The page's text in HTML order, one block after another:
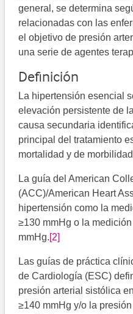
general, se determina
relacionadas con las
el objetivo de presión
una serie de agentes
Definición
La hipertensión esencial
elevación persistente de
causa secundaria
principal del tratamiento
mortalidad y de
La guía del American
(ACC)/American Heart
hipertensión como la
≥130 mmHg o la
mmHg.[2]
Las guías de práctica
de Cardiología (ESC)
presión arterial sistólica
≥140 mmHg y/o la